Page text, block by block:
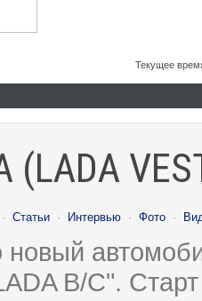
Текущее
· Статьи · Интервью · Фото ·
новый
B/C".